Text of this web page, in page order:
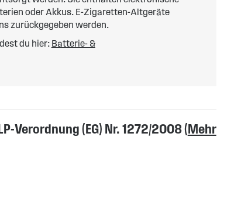
oder Akkus. E-Zigaretten-Altgeräte
zurückgegeben werden.
du hier: Batterie- &
Verordnung (EG) Nr. 1272/2008 (Mehr